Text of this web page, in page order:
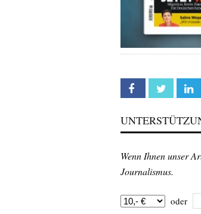
Facebook Twitter
Wenn Ihnen unser
Journalismus.
oder